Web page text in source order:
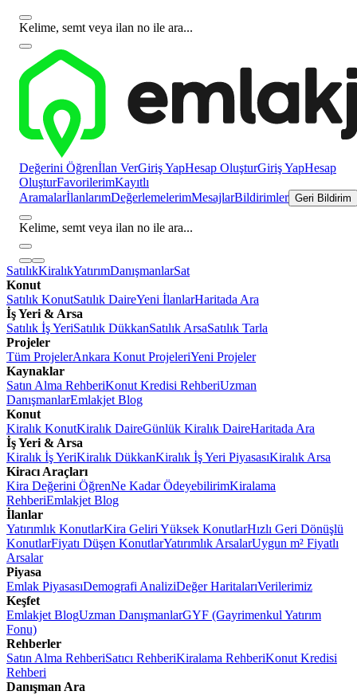
Kelime, semt veya ilan no ile ara...
Değerini Öğrenİlan VerGiriş YapHesap OluşturGiriş YapHesap
OluşturFavorilerimKayıtlı
AramalarİlanlarımDeğerlemelerimMesajlarBildirimler Geri Bildirim
Kelime, semt veya ilan no ile ara...
SatılıkKiralıkYatırımDanışmanlarSat
Konut
Satılık KonutSatılık DaireYeni İlanlarHaritada Ara
İş Yeri & Arsa
Satılık İş YeriSatılık DükkanSatılık ArsaSatılık Tarla
Projeler
Tüm ProjelerAnkara Konut ProjeleriYeni Projeler
Kaynaklar
Satın Alma RehberiKonut Kredisi RehberiUzman
DanışmanlarEmlakjet Blog
Konut
Kiralık KonutKiralık DaireGünlük Kiralık DaireHaritada Ara
İş Yeri & Arsa
Kiralık İş YeriKiralık DükkanKiralık İş Yeri PiyasasıKiralık Arsa
Kiracı Araçları
Kira Değerini ÖğrenNe Kadar ÖdeyebilirimKiralama
RehberiEmlakjet Blog
İlanlar
Yatırımlık KonutlarKira Geliri Yüksek KonutlarHızlı Geri Dönüşlü
KonutlarFiyatı Düşen KonutlarYatırımlık ArsalarUygun m² Fiyatlı
Arsalar
Piyasa
Emlak PiyasasıDemografi AnaliziDeğer HaritalarıVerilerimiz
Keşfet
Emlakjet BlogUzman DanışmanlarGYF (Gayrimenkul Yatırım
Fonu)
Rehberler
Satın Alma RehberiSatıcı RehberiKiralama RehberiKonut Kredisi
Rehberi
Danışman Ara